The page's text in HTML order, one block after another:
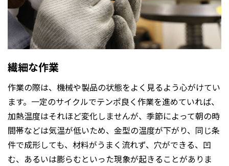
繊細な作業
作業の際は、機械や製品の状態をよく見るよう心がけてい
ます。一定のサイクルでテンポ良く作業を進めていれば、
加熱温度はそれほど変化しませんが、季節によって朝の時
間帯などは気温が低いため、金型の温度が下がり、同じ条
件で成形しても、材料がうまく流れず、穴ができる、凹
む、あるいは膨らむといった現象が起きることがありま